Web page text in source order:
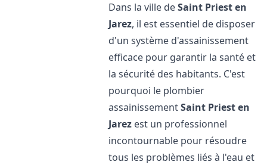
Dans la ville deSaint Priest en
Jarez, il est essentiel de disposer
d'un système d'assainissement
efficace pour garantir la santé et
la sécurité des habitants. C'est
pourquoi le plombier
assainissementSaint Priest en
Jarez est un professionnel
incontournable pour résoudre
tous les problèmes liés à l'eau et